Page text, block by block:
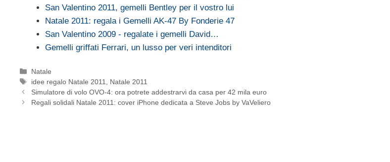
San Valentino 2011, gemelli Bentley per il vostro lui
Natale 2011: regala i Gemelli AK-47 By Fonderie 47
San Valentino 2009 - regalate i gemelli David…
Gemelli griffati Ferrari, un lusso per veri intenditori
Categorie
Natale
Tag
idee regalo Natale 2011
Natale 2011
Simulatore di volo OVO-4: ora potrete addestrarvi da casa per 42 mila euro
Regali solidali Natale 2011: cover iPhone dedicata a Steve Jobs by VaVeliero